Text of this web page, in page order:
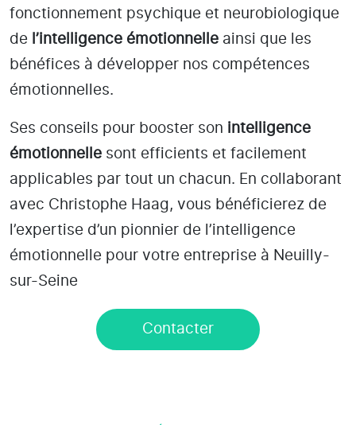
fonctionnement psychique et neurobiologique
de l’intelligence émotionnelle ainsi que les
bénéfices à développer nos compétences
émotionnelles.
Ses conseils pour booster son intelligence
émotionnelle sont efficients et facilement
applicables par tout un chacun. En collaborant
avec Christophe Haag, vous bénéficierez de
l’expertise d’un pionnier de l’intelligence
émotionnelle pour votre entreprise à Neuilly-
sur-Seine
Contacter